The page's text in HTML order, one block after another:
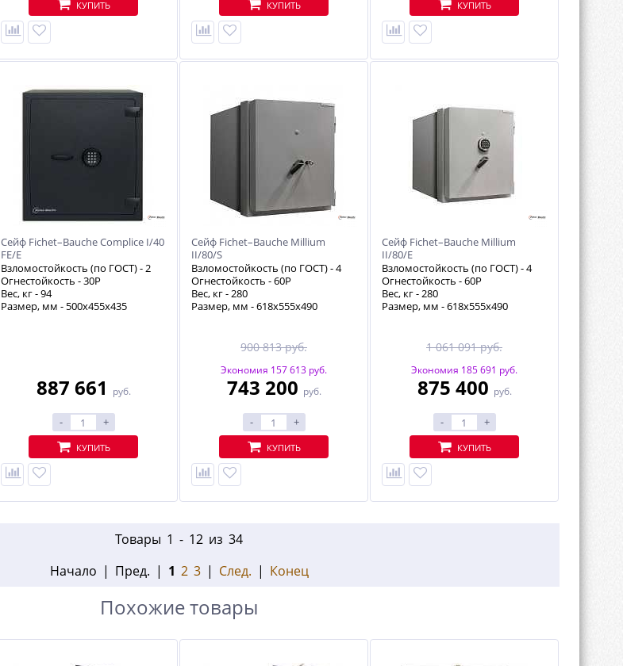
КУПИТЬ КУПИТЬ КУПИТЬ
Сейф Fichet–Bauche Complice I/40
FE/E
Взломостойкость (по ГОСТ) -2
Огнестойкость -30P
Вес, кг -94
Размер, мм - 500х455х435
887 661 руб.
- +
КУПИТЬ
Сейф Fichet–Bauche Millium
II/80/S
Взломостойкость (по ГОСТ) -4
Огнестойкость -60P
Вес, кг -280
Размер, мм - 618х555х490
900 813 руб.
Экономия 157 613 руб.
743 200 руб.
- +
КУПИТЬ
Сейф Fichet–Bauche Millium
II/80/E
Взломостойкость (по ГОСТ) -4
Огнестойкость -60P
Вес, кг -280
Размер, мм - 618х555х490
1 061 091 руб.
Экономия 185 691 руб.
875 400 руб.
- +
КУПИТЬ
Товары 1 - 12 из 34
Начало | Пред. | 1 2 3| След. | Конец
Похожие товары